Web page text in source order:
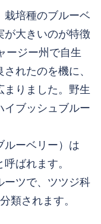
栽培種のブルーベ
が大きいのが特徴
ージー州で自生
れたのを機に、
りました。野生
ブッシュブルー
ルーベリー）は
ばれます。
ーツで、ツツジ科
類されます。